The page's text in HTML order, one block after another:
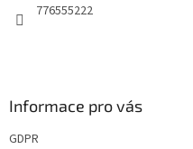
776555222
Informace pro vás
GDPR